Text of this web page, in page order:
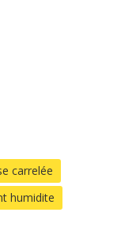
carrelée
humidite